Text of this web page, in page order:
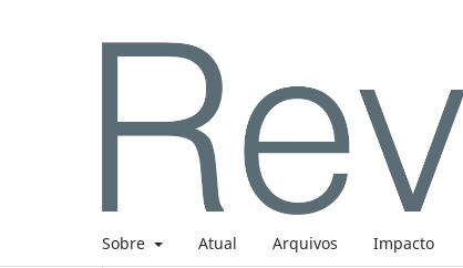
Sobre Atual Arquivos Impacto